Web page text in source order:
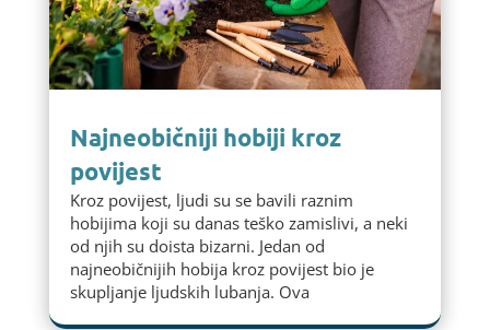
Najneobičniji hobiji kroz
povijest
Kroz povijest, ljudi su se bavili raznim
hobijima koji su danas teško zamislivi, a neki
od njih su doista bizarni. Jedan od
najneobičnijih hobija kroz povijest bio je
skupljanje ljudskih lubanja. Ova